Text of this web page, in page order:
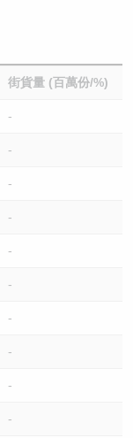
街貨量 (百萬份/%)
-
-
-
-
-
-
-
-
-
-